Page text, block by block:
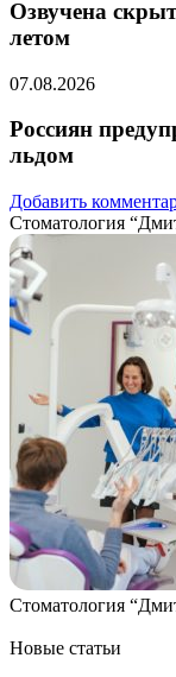
Озвучена
летом
07.08.2026
Россиян
льдом
Добавить
Стоматология
Стоматология
Новые статьи